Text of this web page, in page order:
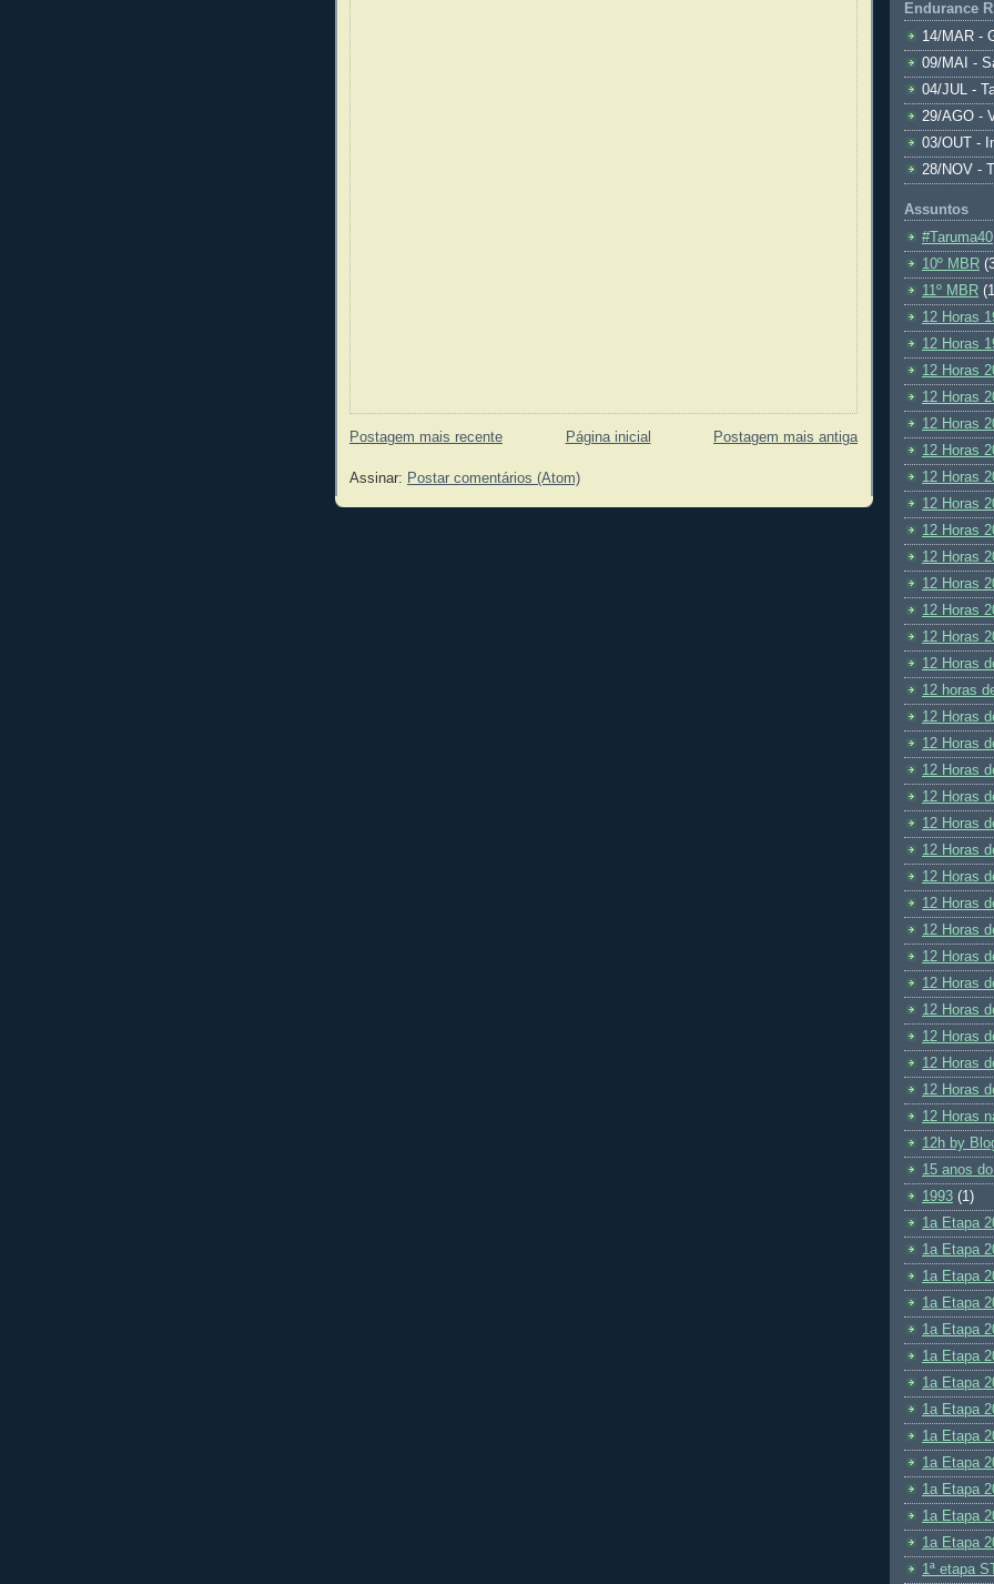
Postagem mais recente Postagem mais antiga
Página inicial
Assinar: Postar comentários (Atom)
Endurance
14/MAR -
09/MAI -
04/JUL -
29/AGO -
03/OUT -
28/NOV -
Assuntos
#Taruma40
10º MBR
11º MBR
12 Horas
12 Horas
12 Horas
12 Horas
12 Horas
12 Horas
12 Horas
12 Horas
12 Horas
12 Horas
12 Horas
12 Horas
12 Horas
12 Horas
12 horas
12 Horas
12 Horas
12 Horas
12 Horas
12 Horas
12 Horas
12 Horas
12 Horas
12 Horas
12 Horas
12 Horas
12 Horas
12 Horas
12 Horas
12 Horas
12 Horas
12h by
15 anos
1993 (1)
1a Etapa
1a Etapa
1a Etapa
1a Etapa
1a Etapa
1a Etapa
1a Etapa
1a Etapa
1a Etapa
1a Etapa
1a Etapa
1a Etapa
1a Etapa
1ª etapa